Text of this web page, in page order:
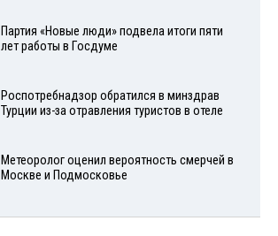
Партия «Новые люди» подвела итоги пяти
лет работы в Госдуме
Роспотребнадзор обратился в минздрав
Турции из-за отравления туристов в отеле
Метеоролог оценил вероятность смерчей в
Москве и Подмосковье